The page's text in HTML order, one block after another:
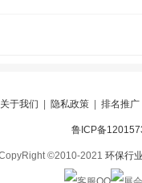
关于我们 隐私政策 排名推广
鲁ICP备
©2010-2021 环保行